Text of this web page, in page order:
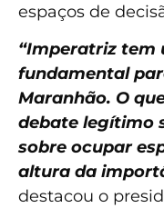
espaços de
“Imperatriz tem
fundamental
Maranhão. O
debate legítimo
sobre ocupar
altura da
destacou o